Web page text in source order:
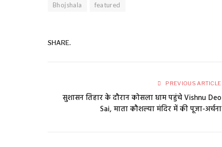
Bhojshala featured
SHARE.
PREVIOUS ARTICLE
सुशासन तिहार के दौरान कोसला धाम पहुंचे Vishnu Deo
Sai, माता कौशल्या मंदिर में की पूजा-अर्चना